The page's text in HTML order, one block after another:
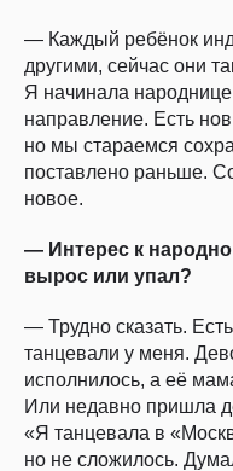
— Каждый ребёнок
другими, сейчас они
Я начинала
направление. Есть
но мы стараемся
поставлено раньше.
новое.
— Интерес к
вырос или упал?
— Трудно сказать.
танцевали у меня.
исполнилось, а её
Или недавно пришла
«Я танцевала в
но не сложилось.